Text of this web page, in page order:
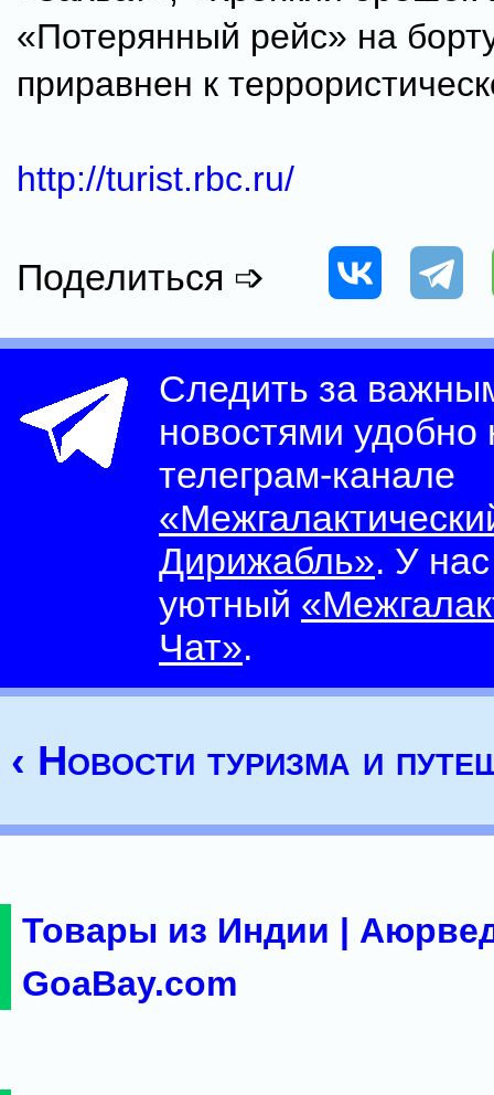
«Потерянный рейс» на
приравнен к
http://turist.rbc.ru/
Поделиться ➩
Следить за
новостями
телеграм-канале
Дирижабль». У
уютный
Чат».
‹ Новости туризма и
Товары из Индии |
GoaBay.com